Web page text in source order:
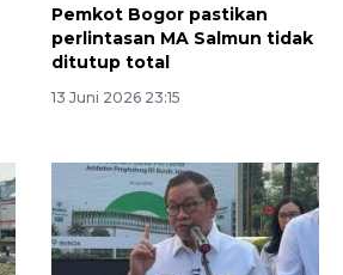
Pemkot Bogor pastikan
perlintasan MA Salmun tidak
ditutup total
13 Juni 2026 23:15